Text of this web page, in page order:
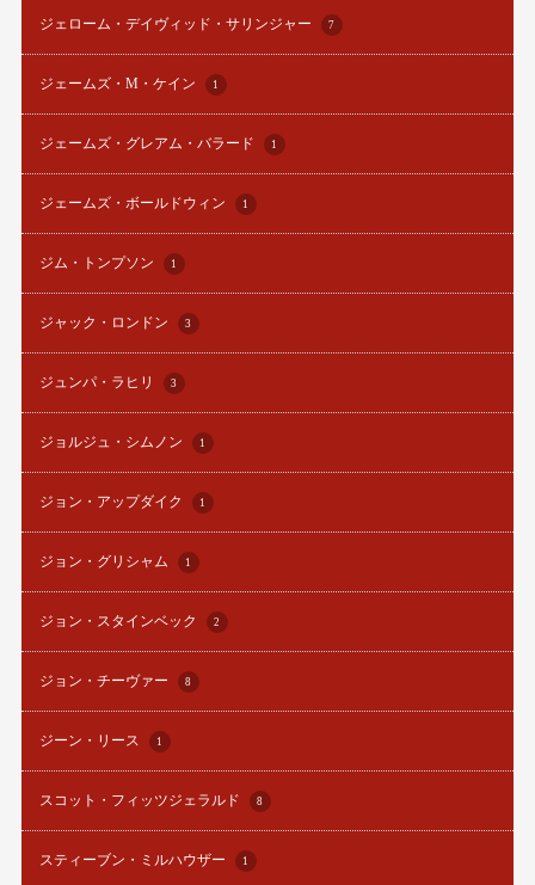
ジェローム・デイヴィッド・サリンジャー 7
ジェームズ・M・ケイン 1
ジェームズ・グレアム・バラード 1
ジェームズ・ボールドウィン 1
ジム・トンプソン 1
ジャック・ロンドン 3
ジュンパ・ラヒリ 3
ジョルジュ・シムノン 1
ジョン・アップダイク 1
ジョン・グリシャム 1
ジョン・スタインベック 2
ジョン・チーヴァー 8
ジーン・リース 1
スコット・フィッツジェラルド 8
スティーブン・ミルハウザー 1